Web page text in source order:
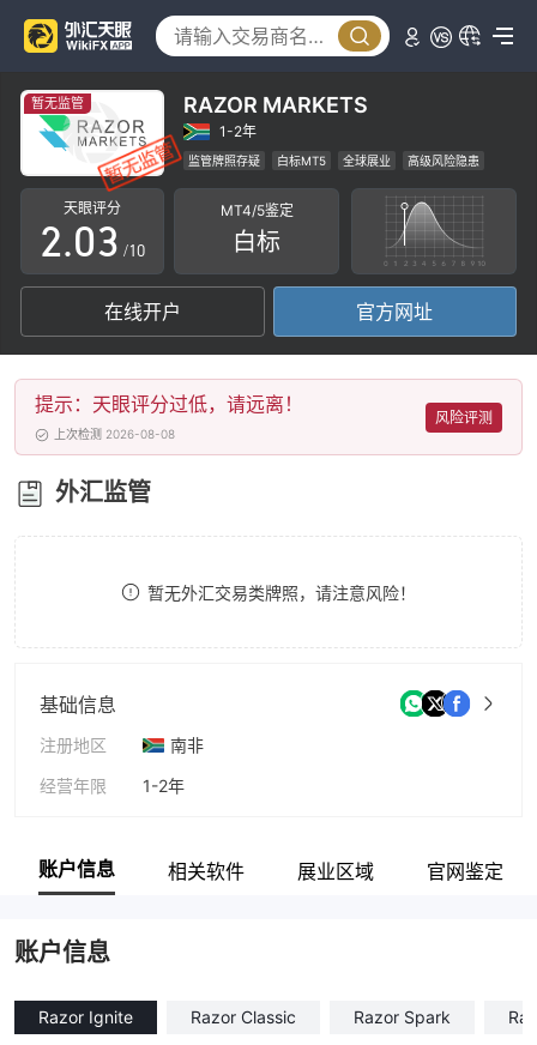
暂无监管 RAZOR MARKETS
1-2年
监管牌照存疑 白标MT5 全球展业 高级风险隐患
天眼评分
0
1
2
3
4
5
6
7
8
.0
1
2
3
4
5
6
0
1
2
3
4
5
6
7
8
9
/10
MT4/5鉴定
白标
在线开户 官方网址
提示：天眼评分过低，请远离！
上次检测 2026-08-08
风险评测
外汇监管
暂无外汇交易类牌照，请注意风险！
基础信息
注册地区
南非
经营年限
1-2年
账户信息 相关软件 展业区域 官网鉴定
账户信息
Razor Ignite Razor Classic Razor Spark